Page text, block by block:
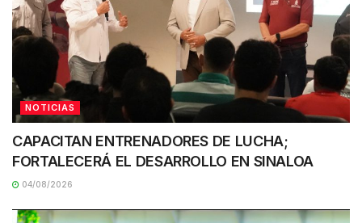
NOTICIAS
CAPACITAN ENTRENADORES DE LUCHA;
FORTALECERÁ EL DESARROLLO EN SINALOA
04/08/2026